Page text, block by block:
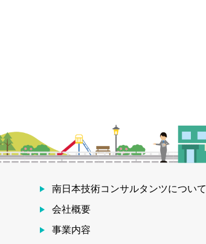
南日本技術コンサルタンツについて
会社概要
事業内容